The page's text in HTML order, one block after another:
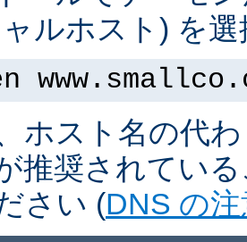
ルホスト) を
ホスト名の代
推奨されてい
さい (DNS の